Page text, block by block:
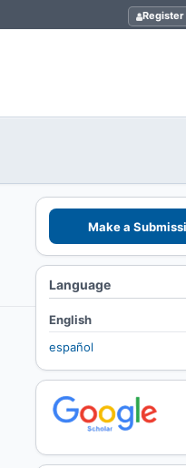
Register
Make a
Language
English
español